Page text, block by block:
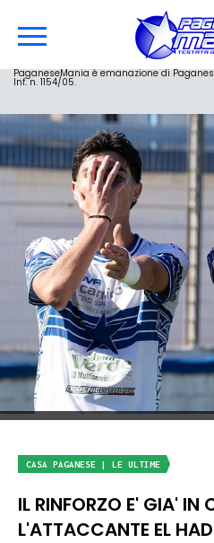
PaganeseMania è emanazione di
Inf. n. 1154/05.
CASA PAGANESE | LE ULTIME
IL RINFORZO E' GIA' IN
L'ATTACCANTE EL